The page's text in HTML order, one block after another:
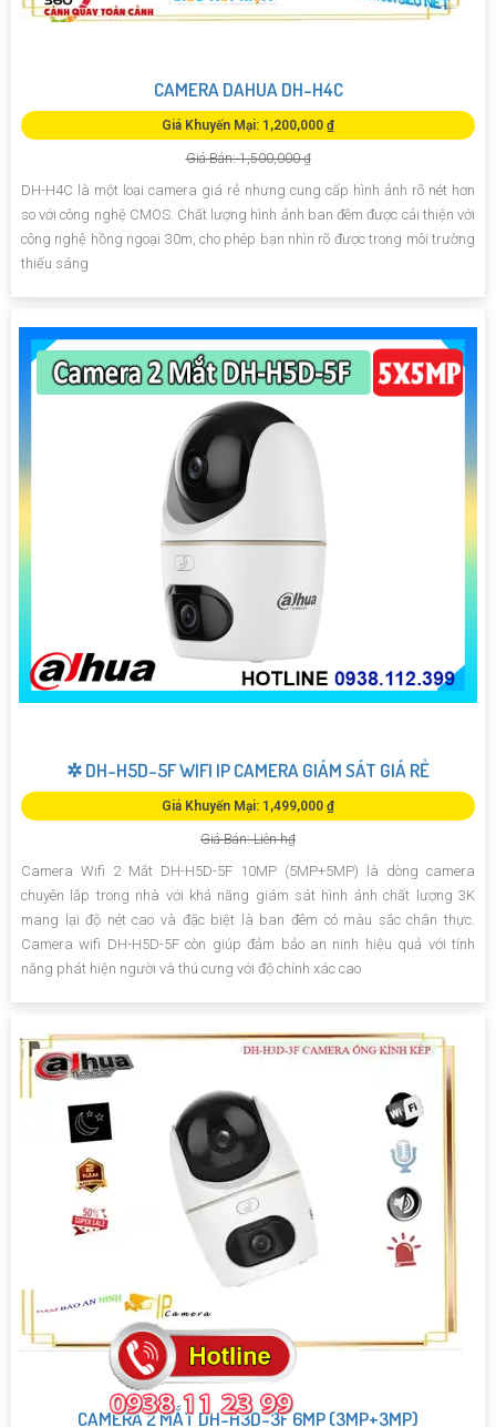
CAMERA DAHUA DH-H4C
Giá Khuyến Mại: 1,200,000 ₫
Giá Bán: 1,500,000 ₫
DH-H4C là một loại camera giá rẻ nhưng cung cấp hình ảnh rõ nét hơn
so với công nghệ CMOS. Chất lượng hình ảnh ban đêm được cải thiện với
công nghệ hồng ngoại 30m, cho phép bạn nhìn rõ được trong môi trường
thiếu sáng
✲ DH-H5D-5F WIFI IP CAMERA GIÁM SÁT GIÁ RẺ
Giá Khuyến Mại: 1,499,000 ₫
Giá Bán: Liên h₫
Camera Wifi 2 Mắt DH-H5D-5F 10MP (5MP+5MP) là dòng camera
chuyên lắp trong nhà với khả năng giám sát hình ảnh chất lượng 3K
mang lại độ nét cao và đặc biệt là ban đêm có màu sắc chân thực.
Camera wifi DH-H5D-5F còn giúp đảm bảo an ninh hiệu quả với tính
năng phát hiện người và thú cưng với độ chính xác cao
CAMERA 2 MẮT DH-H3D-3F 6MP (3MP+3MP)